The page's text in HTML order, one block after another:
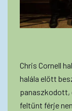
Chris Cornell
halála előtt
panaszkodott,
feltűnt férje